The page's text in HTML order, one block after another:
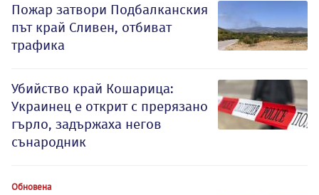
Пожар затвори Подбалканския
път край Сливен, отбиват
трафика
Убийство край Кошарица:
Украинец е открит с прерязано
гърло, задържаха негов
сънародник
Обновена